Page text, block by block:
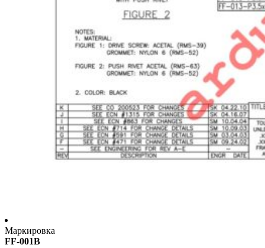
Маркировка
FF-001B